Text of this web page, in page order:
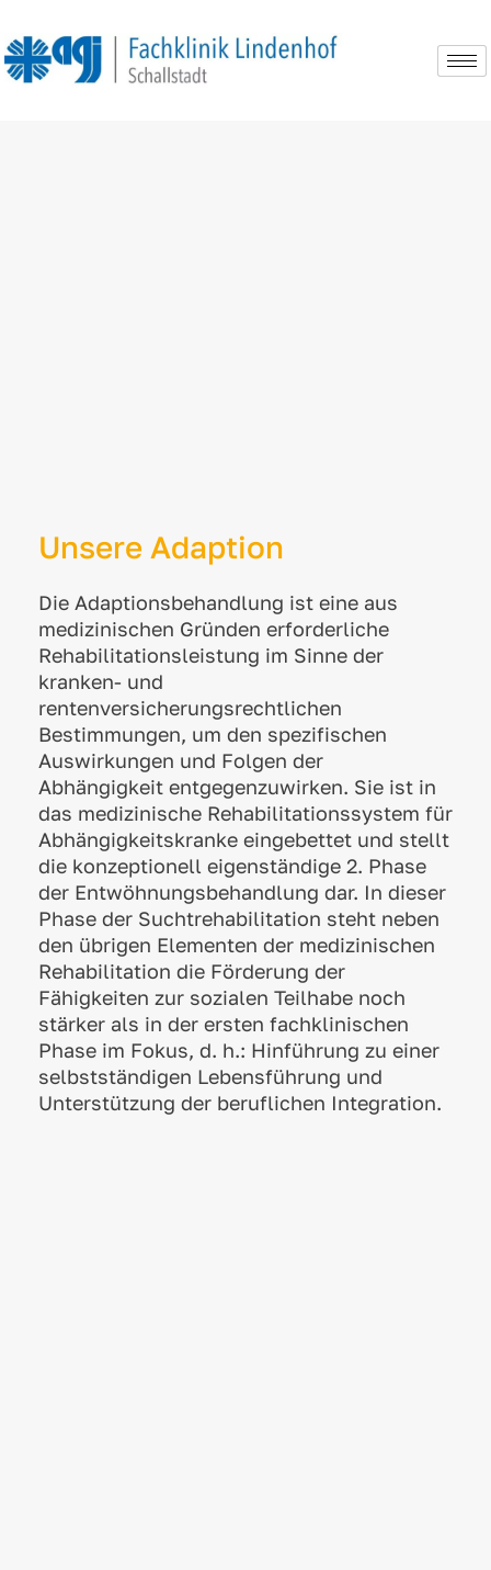
Unsere Adaption
Die Adaptionsbehandlung ist eine aus
medizinischen Gründen erforderliche
Rehabilitationsleistung im Sinne der
kranken- und
rentenversicherungsrechtlichen
Bestimmungen, um den spezifischen
Auswirkungen und Folgen der
Abhängigkeit entgegenzuwirken. Sie ist in
das medizinische Rehabilitationssystem für
Abhängigkeitskranke eingebettet und stellt
die konzeptionell eigenständige 2. Phase
der Entwöhnungsbehandlung dar. In dieser
Phase der Suchtrehabilitation steht neben
den übrigen Elementen der medizinischen
Rehabilitation die Förderung der
Fähigkeiten zur sozialen Teilhabe noch
stärker als in der ersten fachklinischen
Phase im Fokus, d. h.: Hinführung zu einer
selbstständigen Lebensführung und
Unterstützung der beruflichen Integration.